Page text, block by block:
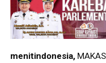
menitindonesia,